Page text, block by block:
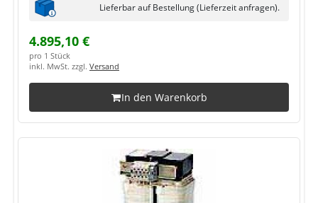
Lieferbar auf Bestellung (Lieferzeit anfragen).
4.895,10 €
pro 1 Stück
inkl. MwSt. zzgl. Versand
In den Warenkorb